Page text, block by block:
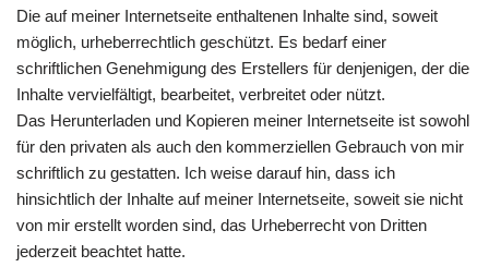
Die auf meiner Internetseite enthaltenen Inhalte sind, soweit
möglich, urheberrechtlich geschützt. Es bedarf einer
schriftlichen Genehmigung des Erstellers für denjenigen, der die
Inhalte vervielfältigt, bearbeitet, verbreitet oder nützt.
Das Herunterladen und Kopieren meiner Internetseite ist sowohl
für den privaten als auch den kommerziellen Gebrauch von mir
schriftlich zu gestatten. Ich weise darauf hin, dass ich
hinsichtlich der Inhalte auf meiner Internetseite, soweit sie nicht
von mir erstellt worden sind, das Urheberrecht von Dritten
jederzeit beachtet hatte.